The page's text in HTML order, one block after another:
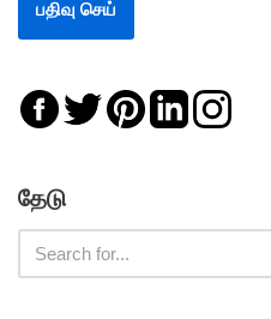
தேடு